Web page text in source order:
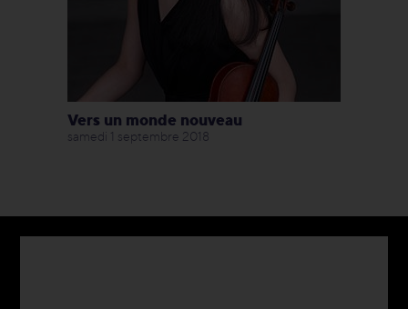
Vers un monde nouveau
samedi 1 septembre 2018